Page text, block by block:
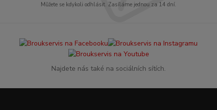
Můžete se kdykoli odhlásit. Zasíláme jednou za 14 dní.
Najdete nás také na sociálních sítích.